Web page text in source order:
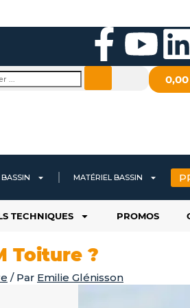
F
a
e
b
o
k
Y
o
t
u
b
i
MATÉRIEL BASSIN
TECHNIQUES PROMOS
Toiture ?
/ Par Emilie Glénisson